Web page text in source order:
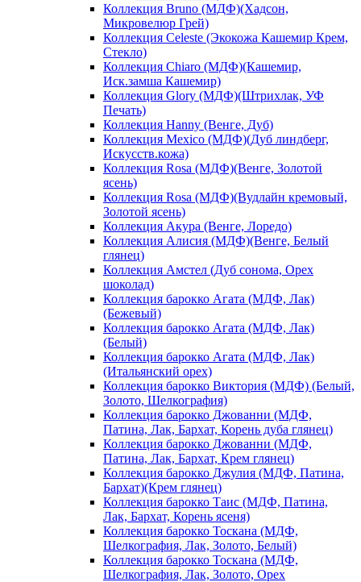
Коллекция Bruno (МДФ)(Хадсон,
Микровелюр Грей)
Коллекция Celeste (Экокожа Кашемир Крем,
Стекло)
Коллекция Chiaro (МДФ)(Кашемир,
Иск.замша Кашемир)
Коллекция Glory (МДФ)(Штрихлак, УФ
Печать)
Коллекция Hanny (Венге, Дуб)
Коллекция Mexico (МДФ)(Дуб линдберг,
Искусств.кожа)
Коллекция Rosa (МДФ)(Венге, Золотой
ясень)
Коллекция Rosa (МДФ)(Вудлайн кремовый,
Золотой ясень)
Коллекция Акура (Венге, Лоредо)
Коллекция Алисия (МДФ)(Венге, Белый
глянец)
Коллекция Амстел (Дуб сонома, Орех
шоколад)
Коллекция барокко Агата (МДФ, Лак)
(Бежевый)
Коллекция барокко Агата (МДФ, Лак)
(Белый)
Коллекция барокко Агата (МДФ, Лак)
(Итальянский орех)
Коллекция барокко Виктория (МДФ) (Белый,
Золото, Шелкография)
Коллекция барокко Джованни (МДФ,
Патина, Лак, Бархат, Корень дуба глянец)
Коллекция барокко Джованни (МДФ,
Патина, Лак, Бархат, Крем глянец)
Коллекция барокко Джулия (МДФ, Патина,
Бархат)(Крем глянец)
Коллекция барокко Таис (МДФ, Патина,
Лак, Бархат, Корень ясеня)
Коллекция барокко Тоскана (МДФ,
Шелкография, Лак, Золото, Белый)
Коллекция барокко Тоскана (МДФ,
Шелкография, Лак, Золото, Орех